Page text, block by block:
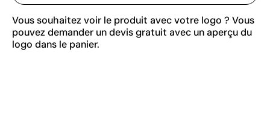
Vous souhaitez voir le produit avec votre logo ? Vous
pouvez demander un devis gratuit avec un aperçu du
logo dans le panier.